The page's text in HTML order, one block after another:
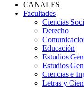
CANALES
Facultades
Ciencias
Derecho
Educación
Estudios
Estudios
Ciencias e
Letras y